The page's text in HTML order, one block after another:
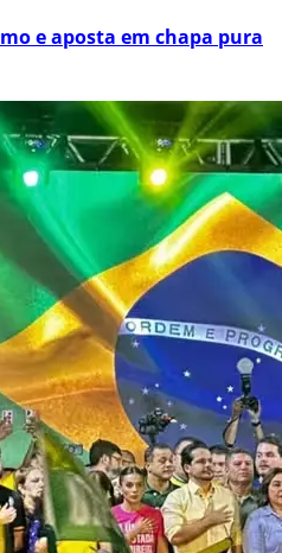
e aposta em chapa pura